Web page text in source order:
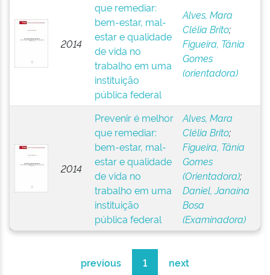
2014
que remediar:
bem-estar, mal-
estar e qualidade
de vida no
trabalho em uma
instituição
pública federal
Alves, Mara
Clélia Brito;
Figueira, Tânia
Gomes
(orientadora)
2014
Prevenir é melhor
que remediar:
bem-estar, mal-
estar e qualidade
de vida no
trabalho em uma
instituição
pública federal
Alves, Mara
Clélia Brito;
Figueira, Tânia
Gomes
(Orientadora);
Daniel, Janaína
Bosa
(Examinadora)
previous 1 next